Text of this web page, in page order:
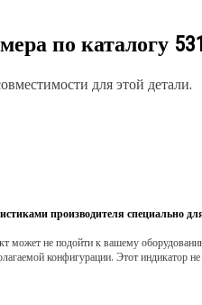
по каталогу
для этой детали.
производителя специально
может не подойти к вашему
конфигурации. Этот индикатор